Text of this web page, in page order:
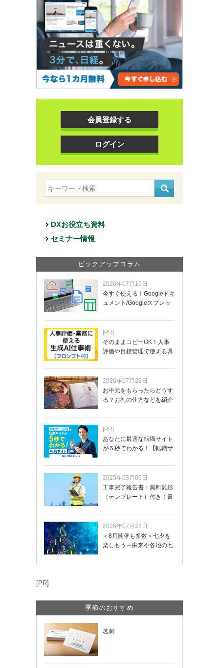
会員登録する
ログイン
DXお役立ち資料
セミナー情報
ピックアップコラム
2026年07月10日
今すぐ使える！Googleドキ
ュメント/Googleスプレッ
[PR]
そのままコピーOK！人事
評価や目標管理で使える具
2026年07月28日
お中元をもらったらどうす
る？お礼の仕方などを紹介
[PR]
あなたに最適な転職サイト
が５秒でわかる！【転職サ
2025年03月05日
工事完了報告書：無料雛形
（テンプレート）付き！書
2026年07月23日
＜8月開催も多数＞七夕を
楽しもう～由来や各地の七
[PR]
季節のおすすめ
名刺